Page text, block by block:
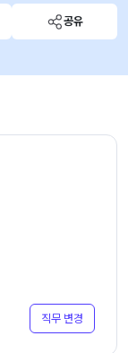
공유
직무 변경